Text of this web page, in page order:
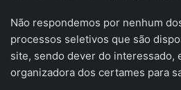
Não respondemos por nenhum
processos seletivos que são
site, sendo dever do interessado,
organizadora dos certames para